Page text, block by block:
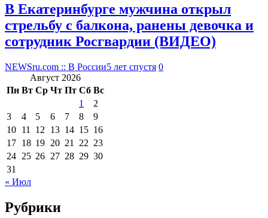
В Екатеринбурге мужчина открыл
стрельбу с балкона, ранены девочка и
сотрудник Росгвардии (ВИДЕО)
NEWSru.com :: В России5 лет спустя 0
Август 2026
Пн Вт Ср Чт Пт Сб Вс
1
2
3
4 5 6 7 8
9
10 11 12 13 14 15 16
17 18 19 20 21 22 23
24 25 26 27 28 29 30
31
« Июл
Рубрики